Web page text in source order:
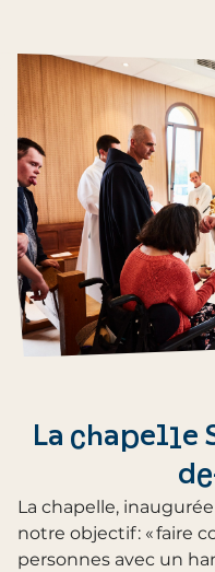
La chapelle
La chapelle,
notre objectif : « faire
personnes avec un